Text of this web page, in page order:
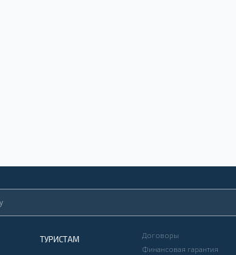
ТУРИСТАМ
Договоры
Финансовая гарантия